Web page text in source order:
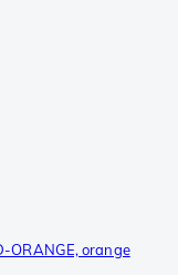
ORANGE, orange